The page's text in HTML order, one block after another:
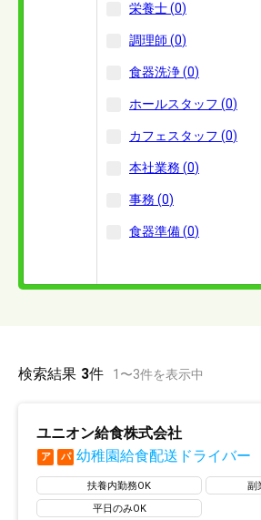
栄養士(0)
調理師 (0)
食器洗浄(0)
ホールスタッフ (0)
カフェスタッフ (0)
本社業務 (0)
事務 (0)
食器準備(0)
検索結果 3件 1 〜3件を表示中
ユニオン給食株式会社
ア パ 幼稚園給食配送ドライバー
扶養内勤務OK
副
平日のみOK